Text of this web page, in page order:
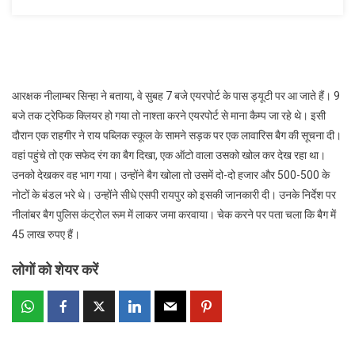
आरक्षक नीलाम्बर सिन्हा ने बताया, वे सुबह 7 बजे एयरपोर्ट के पास ड्यूटी पर आ जाते हैं। 9
बजे तक ट्रेफिक क्लियर हो गया तो नाश्ता करने एयरपोर्ट से माना कैम्प जा रहे थे। इसी
दौरान एक राहगीर ने राय पब्लिक स्कूल के सामने सड़क पर एक लावारिस बैग की सूचना दी।
वहां पहुंचे तो एक सफेद रंग का बैग दिखा, एक ऑटो वाला उसको खोल कर देख रहा था।
उनको देखकर वह भाग गया। उन्होंने बैग खोला तो उसमें दो-दो हजार और 500-500 के
नोटों के बंडल भरे थे। उन्होंने सीधे एसपी रायपुर को इसकी जानकारी दी। उनके निर्देश पर
नीलांबर बैग पुलिस कंट्रोल रूम में लाकर जमा करवाया। चेक करने पर पता चला कि बैग में
45 लाख रुपए हैं।
लोगों को शेयर करें